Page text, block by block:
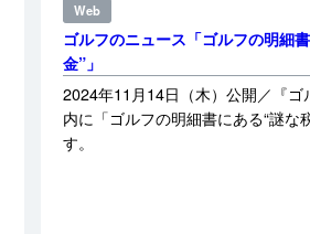
ラジオ
TBSラジオ「金曜ボイスログ」
Air
Web
ゴルフのニュース「ゴルフの明細
金”」
2024年11月14日（木）公開／『ゴ
内に「ゴルフの明細書にある“謎な
す。